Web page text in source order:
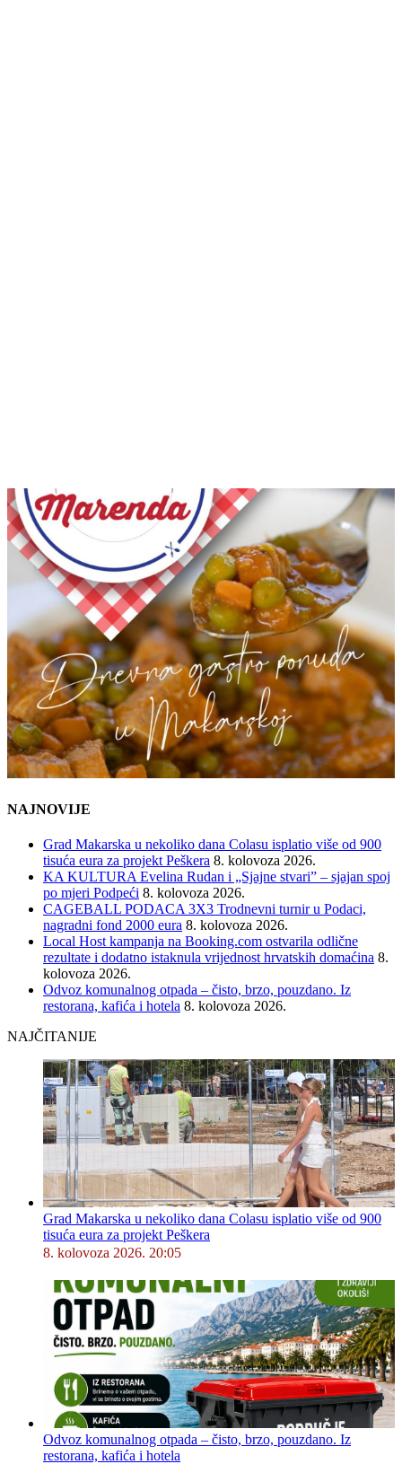
NAJNOVIJE
Grad Makarska u nekoliko dana Colasu isplatio više od 900
tisuća eura za projekt Peškera 8. kolovoza 2026.
KA KULTURA Evelina Rudan i „Sjajne stvari” – sjajan spoj
po mjeri Podpeći 8. kolovoza 2026.
CAGEBALL PODACA 3X3 Trodnevni turnir u Podaci,
nagradni fond 2000 eura 8. kolovoza 2026.
Local Host kampanja na Booking.com ostvarila odlične
rezultate i dodatno istaknula vrijednost hrvatskih domaćina 8.
kolovoza 2026.
Odvoz komunalnog otpada – čisto, brzo, pouzdano. Iz
restorana, kafića i hotela 8. kolovoza 2026.
NAJČITANIJE
Grad Makarska u nekoliko dana Colasu isplatio više od 900
tisuća eura za projekt Peškera
8. kolovoza 2026. 20:05
Odvoz komunalnog otpada – čisto, brzo, pouzdano. Iz
restorana, kafića i hotela